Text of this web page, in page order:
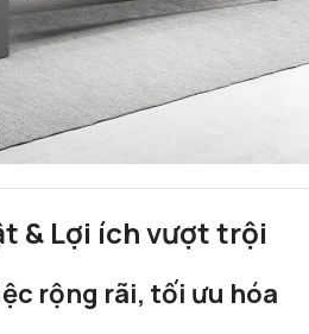
& Lợi ích vượt trội
rộng rãi, tối ưu hóa